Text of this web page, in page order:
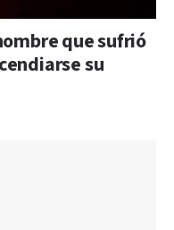
que sufrió
su